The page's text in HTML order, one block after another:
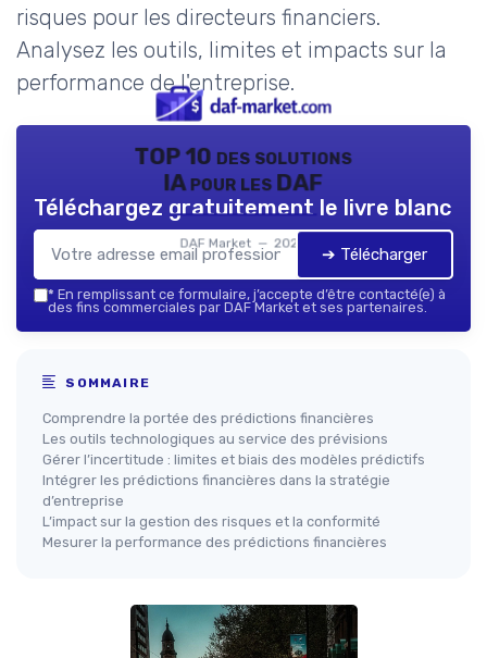
risques pour les directeurs financiers.
Analysez les outils, limites et impacts sur la
performance de l'entreprise.
TOP 10 des solutions
IA pour les DAF
DAF Market — 2026
Téléchargez gratuitement le livre blanc
➔ Télécharger
* En remplissant ce formulaire, j’accepte d’être contacté(e) à
des fins commerciales par DAF Market et ses partenaires.
SOMMAIRE
Comprendre la portée des prédictions financières
Les outils technologiques au service des prévisions
Gérer l’incertitude : limites et biais des modèles prédictifs
Intégrer les prédictions financières dans la stratégie
d’entreprise
L’impact sur la gestion des risques et la conformité
Mesurer la performance des prédictions financières